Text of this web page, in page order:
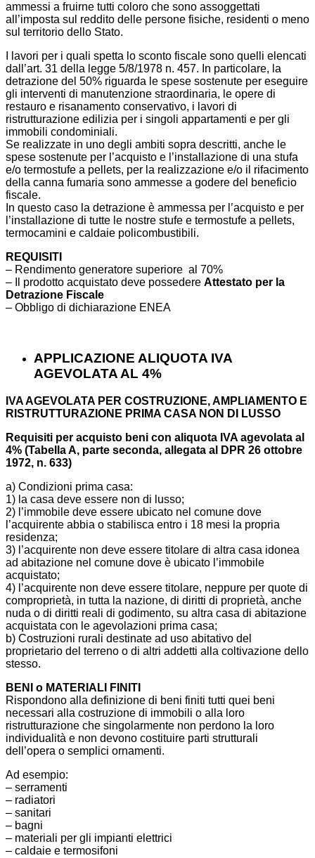
ammessi a fruirne tutti coloro che sono assoggettati
all’imposta sul reddito delle persone fisiche, residenti o meno
sul territorio dello Stato.
I lavori per i quali spetta lo sconto fiscale sono quelli elencati
dall’art. 31 della legge 5/8/1978 n. 457. In particolare, la
detrazione del 50% riguarda le spese sostenute per eseguire
gli interventi di manutenzione straordinaria, le opere di
restauro e risanamento conservativo, i lavori di
ristrutturazione edilizia per i singoli appartamenti e per gli
immobili condominiali.
Se realizzate in uno degli ambiti sopra descritti, anche le
spese sostenute per l’acquisto e l’installazione di una stufa
e/o termostufe a pellets, per la realizzazione e/o il rifacimento
della canna fumaria sono ammesse a godere del beneficio
fiscale.
In questo caso la detrazione è ammessa per l’acquisto e per
l’installazione di tutte le nostre stufe e termostufe a pellets,
termocamini e caldaie policombustibili.
REQUISITI
– Rendimento generatore superiore al 70%
– Il prodotto acquistato deve possedere Attestato per la
Detrazione Fiscale
– Obbligo di dichiarazione ENEA
APPLICAZIONE ALIQUOTA IVA
AGEVOLATA AL 4%
IVA AGEVOLATA PER COSTRUZIONE, AMPLIAMENTO E
RISTRUTTURAZIONE PRIMA CASA NON DI LUSSO
Requisiti per acquisto beni con aliquota IVA agevolata al
4% (Tabella A, parte seconda, allegata al DPR 26 ottobre
1972, n. 633)
a) Condizioni prima casa:
1) la casa deve essere non di lusso;
2) l’immobile deve essere ubicato nel comune dove
l’acquirente abbia o stabilisca entro i 18 mesi la propria
residenza;
3) l’acquirente non deve essere titolare di altra casa idonea
ad abitazione nel comune dove è ubicato l’immobile
acquistato;
4) l’acquirente non deve essere titolare, neppure per quote di
comproprietà, in tutta la nazione, di diritti di proprietà, anche
nuda o di diritti reali di godimento, su altra casa di abitazione
acquistata con le agevolazioni prima casa;
b) Costruzioni rurali destinate ad uso abitativo del
proprietario del terreno o di altri addetti alla coltivazione dello
stesso.
BENI o MATERIALI FINITI
Rispondono alla definizione di beni finiti tutti quei beni
necessari alla costruzione di immobili o alla loro
ristrutturazione che singolarmente non perdono la loro
individualità e non devono costituire parti strutturali
dell’opera o semplici ornamenti.
Ad esempio:
– serramenti
– radiatori
– sanitari
– bagni
– materiali per gli impianti elettrici
– caldaie e termosifoni